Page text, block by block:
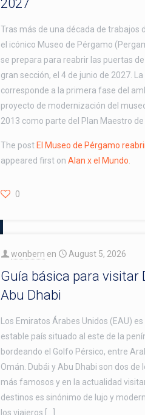
2027
Tras más de una década de trabajos
el icónico Museo de Pérgamo
se prepara para reabrir las puertas
gran sección, el 4 de junio de 2027.
corresponde a la primera fase del
proyecto de modernización del
2013 como parte del Plan Maestro de
The post El Museo de Pérgamo
appeared first onAlan x el Mundo.
0
wonbern en August 5, 2026
Guía básica para visitar
Abu Dhabi
Los Emiratos Árabes Unidos (EAU)
estable país situado al este de la
bordeando el Golfo Pérsico, entre
Omán. Dubái y Abu Dhabi son dos de
más famosos y en la actualidad
destinos es sinónimo de lujo y
los viajeros […]